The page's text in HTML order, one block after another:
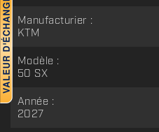
Manufacturier :
KTM
Modèle :
50 SX
Année :
2027